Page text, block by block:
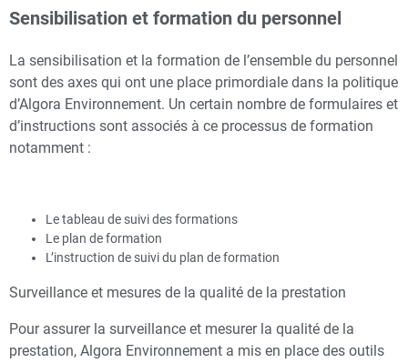
Sensibilisation et formation du personnel
La sensibilisation et la formation de l’ensemble du personnel
sont des axes qui ont une place primordiale dans la politique
d’Algora Environnement. Un certain nombre de formulaires et
d’instructions sont associés à ce processus de formation
notamment :
Le tableau de suivi des formations
Le plan de formation
L’instruction de suivi du plan de formation
Surveillance et mesures de la qualité de la prestation
Pour assurer la surveillance et mesurer la qualité de la
prestation, Algora Environnement a mis en place des outils